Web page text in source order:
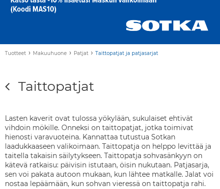
Tuotteet › Makuuhuone › Patjat › Taittopatjat ja patjasarjat
Taittopatjat
Lasten kaverit ovat tulossa yökylään, sukulaiset ehtivät
vihdoin mökille. Onneksi on taittopatjat, jotka toimivat
hienosti varavuoteina. Kannattaa tutustua Sotkan
laadukkaaseen valikoimaan. Taittopatja on helppo levittää ja
taitella takaisin säilytykseen. Taittopatja sohvasänkyyn on
kätevä ratkaisu: päivisin istutaan, öisin nukutaan. Patjasarja,
sen voi pakata autoon mukaan, kun lähtee matkalle. Jalat voi
nostaa lepäämään, kun sohvan vieressä on taittopatja rahi.